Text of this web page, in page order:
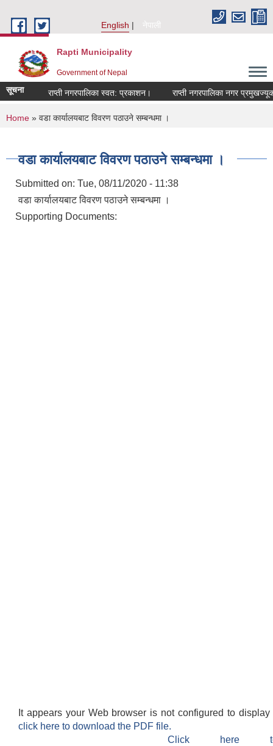
English
नेपाली
Rapti Municipality
Government of Nepal
सूचना राप्ती नगरपालिका स्वत: प्रकाशन। राप्ती नगरपालिका नगर
You are here
Home » वडा कार्यालयबाट विवरण पठाउने सम्बन्धमा ।
वडा कार्यालयबाट विवरण पठाउने सम्बन्धमा ।
Submitted on: Tue, 08/11/2020 - 11:38
वडा कार्यालयबाट विवरण पठाउने सम्बन्धमा ।
Supporting Documents:
It appears your Web browser is not configured to
click here to download the PDF file.
Click here